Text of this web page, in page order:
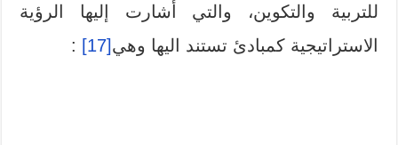
للتربية والتكوين، والتي أشارت إليها الرؤية
الاستراتيجية كمبادئ تستند اليها وهي[17]
: